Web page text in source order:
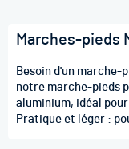
Marches-pieds
Besoin d'un marche-pieds
notre marche-pieds
aluminium, idéal
Pratique et léger :